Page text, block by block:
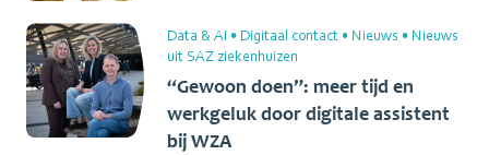
Data & AI • Digitaal contact • Nieuws • Nieuws
uit SAZ ziekenhuizen
“Gewoon doen”: meer tijd en
werkgeluk door digitale assistent
bij WZA